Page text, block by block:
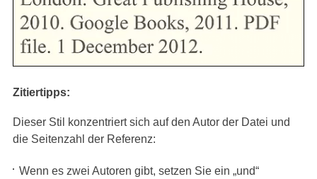
Zitiertipps:
Dieser Stil konzentriert sich auf den Autor der Datei und
die Seitenzahl der Referenz:
Wenn es zwei Autoren gibt, setzen Sie ein „und“